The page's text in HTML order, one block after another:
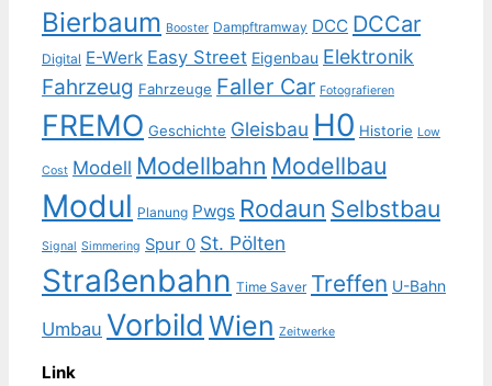
Bierbaum Booster Dampftramway DCC DCCar
Digital E-Werk Easy Street Eigenbau Elektronik
Fahrzeug Fahrzeuge Faller Car Fotografieren
FREMO Geschichte Gleisbau H0 Historie Low
Cost Modell Modellbahn Modellbau
Modul Planung Pwgs Rodaun Selbstbau
Signal Simmering Spur 0 St. Pölten
Straßenbahn Time Saver Treffen U-Bahn
Umbau Vorbild Wien Zeitwerke
Link